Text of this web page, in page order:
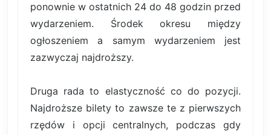
ponownie w ostatnich 24 do 48 godzin przed
wydarzeniem. Środek okresu między
ogłoszeniem a samym wydarzeniem jest
zazwyczaj najdroższy.
Druga rada to elastyczność co do pozycji.
Najdroższe bilety to zawsze te z pierwszych
rzędów i opcji centralnych, podczas gdy